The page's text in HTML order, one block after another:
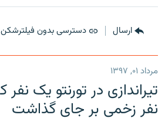
ارسال دسترسی بدون فیلترشکن
مرداد ۰۱, ۱۳۹۷
نفر زخمی بر جای گذاشت